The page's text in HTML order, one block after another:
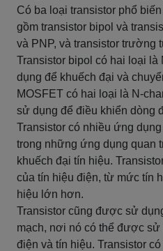
Có ba loại transistor phổ
gồm transistor bipol và
và PNP, và transistor trường
Transistor bipol có hai loại
dụng để khuếch đại và
MOSFET có hai loại là N-
sử dụng để điều khiển dòng
Transistor có nhiều ứng
trong những ứng dụng quan
khuếch đại tín hiệu.
của tín hiệu điện, từ mức tín
hiệu lớn hơn.
Transistor cũng được sử
mạch, nơi nó có thể được sử
điện và tín hiệu. Transistor